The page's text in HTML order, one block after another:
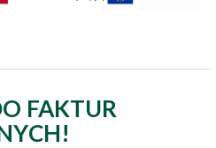
FAKTUR